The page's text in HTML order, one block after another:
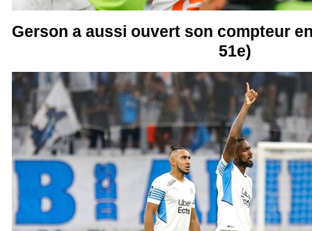
Gerson a aussi ouvert son compteur
51e)